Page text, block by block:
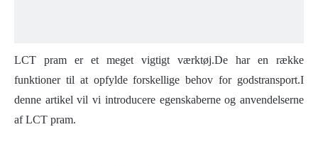
LCT pram er et meget vigtigt værktøj.De har en række
funktioner til at opfylde forskellige behov for godstransport.I
denne artikel vil vi introducere egenskaberne og anvendelserne
af LCT pram.